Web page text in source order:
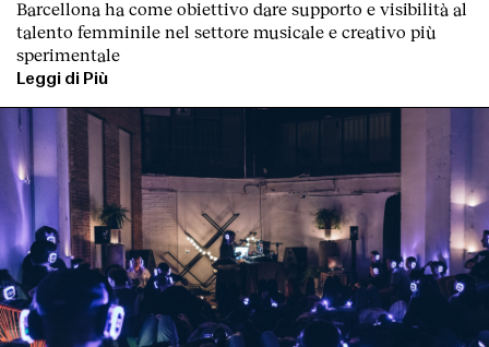
Barcellona ha come obiettivo dare supporto e visibilità al
talento femminile nel settore musicale e creativo più
sperimentale
Leggi di Più